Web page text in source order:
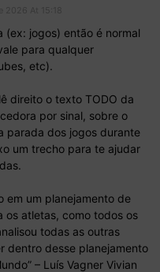
(ex: jogos) então é normal
para qualquer
etc).
direito o texto TODO da
por sinal, sobre o
parada dos jogos durante
um trecho para te ajudar
em um planejamento de
os atletas, como todos os
todas as outras
dentro desse planejamento
– Luís Vagner Vivian